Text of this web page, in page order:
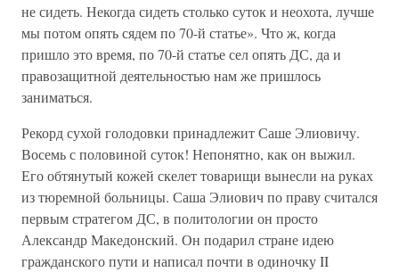
не сидеть. Некогда сидеть столько суток и неохота, лучше
мы потом опять сядем по 70-й статье». Что ж, когда
пришло это время, по 70-й статье сел опять ДС, да и
правозащитной деятельностью нам же пришлось
заниматься.
Рекорд сухой голодовки принадлежит Саше Элиовичу.
Восемь с половиной суток! Непонятно, как он выжил.
Его обтянутый кожей скелет товарищи вынесли на руках
из тюремной больницы. Саша Элиович по праву считался
первым стратегом ДС, в политологии он просто
Александр Македонский. Он подарил стране идею
гражданского пути и написал почти в одиночку II